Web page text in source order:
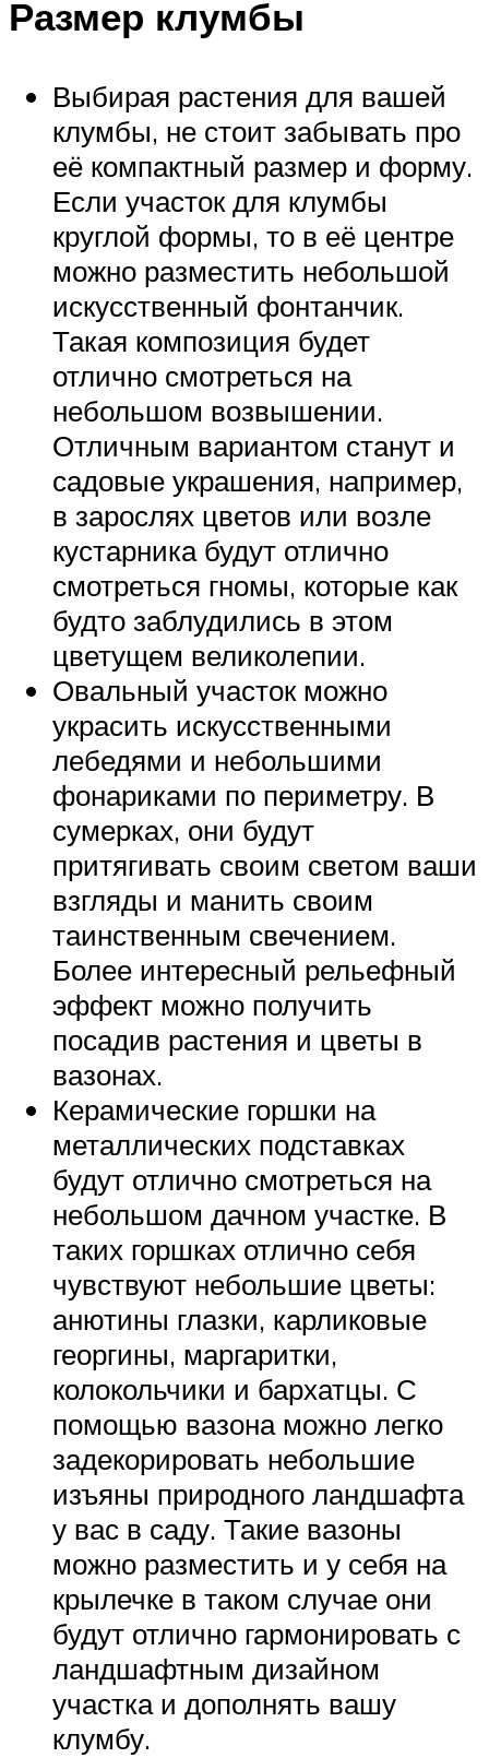
Размер клумбы
Выбирая растения для вашей
клумбы, не стоит забывать про
её компактный размер и форму.
Если участок для клумбы
круглой формы, то в её центре
можно разместить небольшой
искусственный фонтанчик.
Такая композиция будет
отлично смотреться на
небольшом возвышении.
Отличным вариантом станут и
садовые украшения, например,
в зарослях цветов или возле
кустарника будут отлично
смотреться гномы, которые как
будто заблудились в этом
цветущем великолепии.
Овальный участок можно
украсить искусственными
лебедями и небольшими
фонариками по периметру. В
сумерках, они будут
притягивать своим светом ваши
взгляды и манить своим
таинственным свечением.
Более интересный рельефный
эффект можно получить
посадив растения и цветы в
вазонах.
Керамические горшки на
металлических подставках
будут отлично смотреться на
небольшом дачном участке. В
таких горшках отлично себя
чувствуют небольшие цветы:
анютины глазки, карликовые
георгины, маргаритки,
колокольчики и бархатцы. С
помощью вазона можно легко
задекорировать небольшие
изъяны природного ландшафта
у вас в саду. Такие вазоны
можно разместить и у себя на
крылечке в таком случае они
будут отлично гармонировать с
ландшафтным дизайном
участка и дополнять вашу
клумбу.